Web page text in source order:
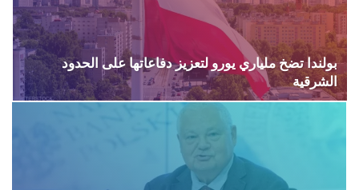
بولندا تضخ ملياري يورو لتعزيز دفاعاتها على الحدود
الشرقية